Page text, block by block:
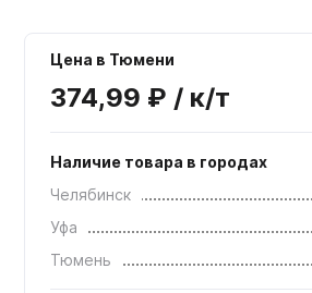
Цена в Тюмени
374,99 ₽ / к/т
Наличие товара в городах
Челябинск
Уфа
Тюмень